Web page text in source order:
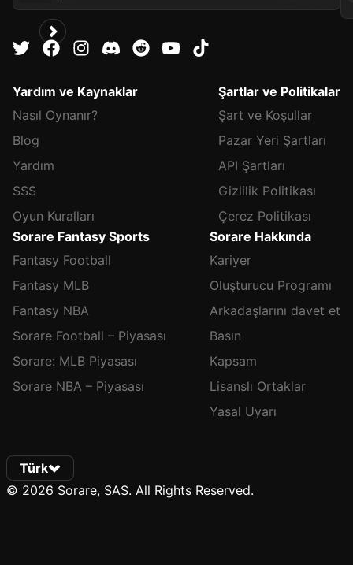
Yardım ve Kaynaklar
Nasıl Oynanır?
Blog
Yardım
SSS
Oyun Kuralları
Şartlar ve Politikalar
Şart ve Koşullar
Pazar Yeri Şartları
API Şartları
Gizlilik Politikası
Çerez Politikası
Sorare Fantasy Sports
Fantasy Football
Fantasy MLB
Fantasy NBA
Sorare Football – Piyasası
Sorare: MLB Piyasası
Sorare NBA – Piyasası
Sorare Hakkında
Kariyer
Oluşturucu Programı
Arkadaşlarını davet et
Basın
Kapsam
Lisanslı Ortaklar
Yasal Uyarı
Türk
© 2026 Sorare, SAS. All Rights Reserved.